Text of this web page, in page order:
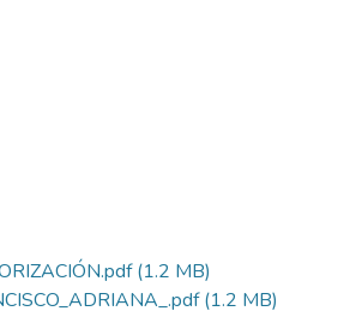
(1.2 MB)
(1.2 MB)